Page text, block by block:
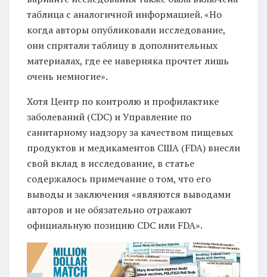
таблица с аналогичной информацией. «Но
когда авторы опубликовали исследование,
они спрятали таблицу в дополнительных
материалах, где ее наверняка прочтет лишь
очень немногие».
Хотя Центр по контролю и профилактике
заболеваний (CDC) и Управление по
санитарному надзору за качеством пищевых
продуктов и медикаментов США (FDA) внесли
свой вклад в исследование, в статье
содержалось примечание о том, что его
выводы и заключения «являются выводами
авторов и не обязательно отражают
официальную позицию CDC или FDA».
к